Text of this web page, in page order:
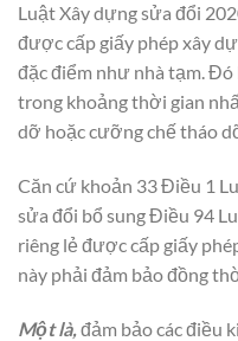
Luật Xây dựng sửa đổi
được cấp giấy phép xây
đặc điểm như nhà tạm.
trong khoảng thời gian
dỡ hoặc cưỡng chế tháo
Căn cứ khoản 33 Điều 1
sửa đổi bổ sung Điều 94
riêng lẻ được cấp giấy
này phải đảm bảo đồng
Một là,đảm bảo các điều